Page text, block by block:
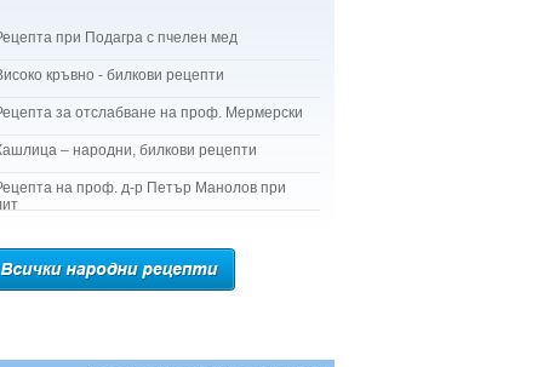
при Подагра с пчелен мед
кръвно - билкови рецепти
за отслабване на проф. Мермерски
– народни, билкови рецепти
на проф. д-р Петър Манолов при